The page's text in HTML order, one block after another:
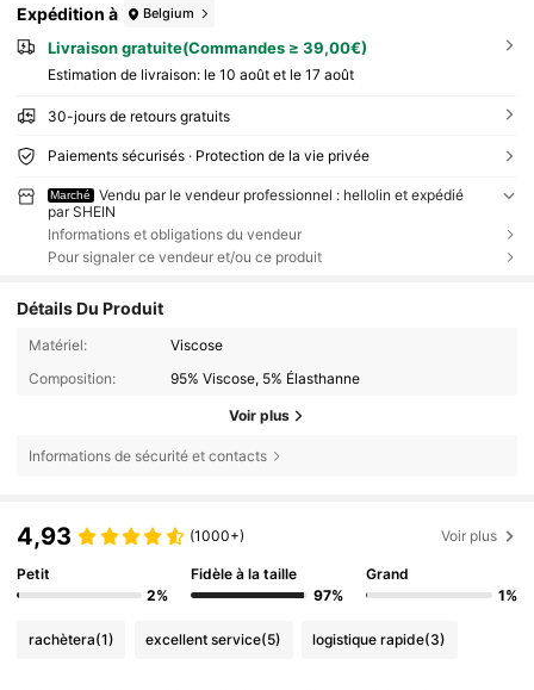
Expédition à Belgium
Livraison gratuite(Commandes ≥ 39,00€)
Estimation de livraison: le 10 août et le 17 août
30-jours de retours gratuits
Paiements sécurisés · Protection de la vie privée
Marché
Vendu par le vendeur professionnel : hellolin et expédié
par SHEIN
Informations et obligations du vendeur
Pour signaler ce vendeur et/ou ce produit
Détails Du Produit
Matériel:
Viscose
Composition:
95% Viscose, 5% Élasthanne
Voir plus
Informations de sécurité et contacts
4,93 (1000+) Voir plus
Petit
2%
Fidèle à la taille
97%
Grand
1%
rachètera(1) excellent service(5) logistique rapide(3)